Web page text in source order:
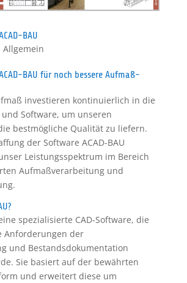
BAU
Allgemein
BAU für noch bessere Aufmaß-
investieren kontinuierlich in die
Software, um unseren
bestmögliche Qualität zu liefern.
der Software ACAD-BAU
Leistungsspektrum im Bereich
Aufmaßverarbeitung und
spezialisierte CAD-Software, die
Anforderungen der
und Bestandsdokumentation
Sie basiert auf der bewährten
und erweitert diese um